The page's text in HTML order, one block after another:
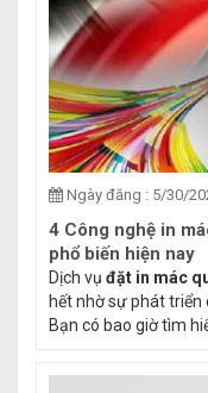
Ngày đăng : 5/30/
4 Công nghệ in
phổ biến hiện nay
Dịch vụ đặt in mác
hết nhờ sự phát triển
Bạn có bao giờ tìm